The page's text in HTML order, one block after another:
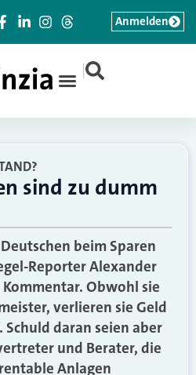
|
Anmelden
sind zu dumm
beim Sparen
Reporter Alexander
Obwohl sie
verlieren sie Geld
daran seien aber
und Berater, die
Anlagen